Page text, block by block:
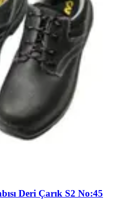
Deri Çarık S2 No:45